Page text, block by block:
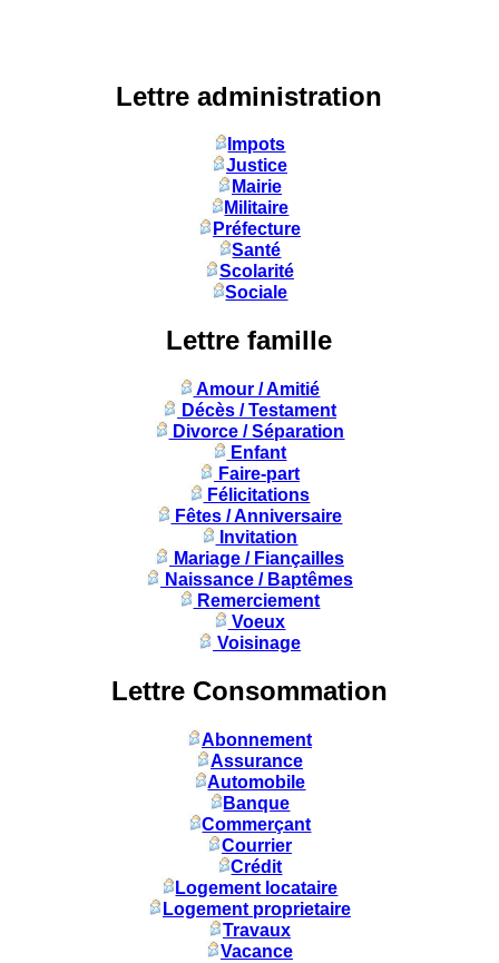
Lettre administration
Impots
Justice
Mairie
Militaire
Préfecture
Santé
Scolarité
Sociale
Lettre famille
Amour / Amitié
Décès / Testament
Divorce / Séparation
Enfant
Faire-part
Félicitations
Fêtes / Anniversaire
Invitation
Mariage / Fiançailles
Naissance / Baptêmes
Remerciement
Voeux
Voisinage
Lettre Consommation
Abonnement
Assurance
Automobile
Banque
Commerçant
Courrier
Crédit
Logement locataire
Logement proprietaire
Travaux
Vacance